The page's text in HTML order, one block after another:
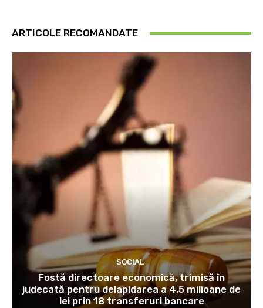
ARTICOLE RECOMANDATE
SOCIAL
Fostă directoare economică, trimisă în
judecată pentru delapidarea a 4,5 milioane de
lei prin 18 transferuri bancare